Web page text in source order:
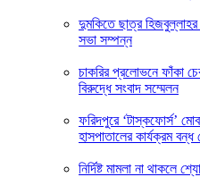
দুমকিতে ছাত্র
সভা সম্পন্ন
চাকরির প্রলোভনে ফাঁকা
বিরুদ্ধে সংবাদ সম্মেলন
ফরিদপুরে ‘টাস্কফোর্স’
হাসপাতালের কার্যক্রম বন্ধ
নির্দিষ্ট মামলা না থাকলে